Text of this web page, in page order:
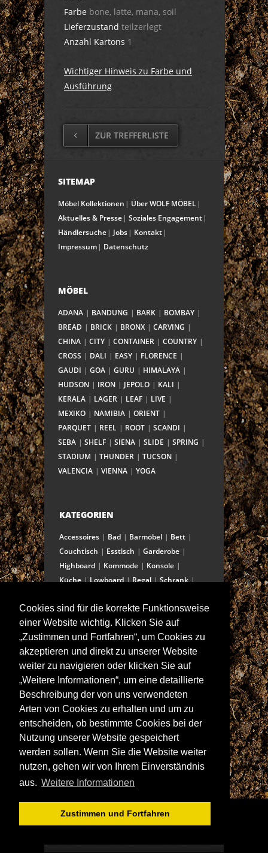
Cookies sind für die korrekte Funktionsweise
einer Website wichtig. Klicken Sie auf
„Zustimmen und Fortfahren“, um Cookies zu
akzeptieren und direkt zu unserer Website
weiter zu navigieren oder klicken Sie auf
„Weitere Informationen“, um eine detaillierte
Beschreibung der von uns verwendeten
Arten von Cookies zu erhalten und um zu
entscheiden, ob bestimmte Cookies bei der
Nutzung unserer Website gespeichert
werden sollen. Wenn Sie die Website weiter
nutzen, gehen wir von Ihrem Einverständnis
aus. Weitere Informationen
Zustimmen und Fortfahren
Farbe bone, latte, mana, soil
Lieferzustand teilzerlegt
Anzahl Kartons 1
Wichtiger Hinweis zu Farbe und
Ausführung
ZUR TREFFERLISTE
SITEMAP
Möbel Kollektionen
Über WOLF MÖBEL
Aktuelles & Presse
Soziales Engagement
Händlersuche
Jobs
Kontakt
Impressum
Datenschutz
MÖBEL
ADANA BANDUNG BARK
BOMBAY
BREAD
BRICK BRONX
CARVING
CHINA
CITY CONTAINER
COUNTRY
CROSS
DALI EASY
FLORENCE
GAUDI
GOA GURU
HIMALAYA
HUDSON
IRON JEPOLO
KALI
KERALA
LAGER LEAF
LIVE
MEXIKO
NAMIBIA
ORIENT
PARQUET
REEL ROOT
SCANDI
SEBA
SHELF SIENA SLIDE
SPRING
STADIUM
THUNDER
TUCSON
VALENCIA
VIENNA YOGA
KATEGORIEN
Accessoires Bad Barmöbel
Bett
Couchtisch
Esstisch
Garderobe
Highboard
Kommode
Konsole
Küche
Lowboard Regal
Schrank
Stuhl/Bank
Truhe
Vitrine
Wohnwand
ANSCHRIFT
Spitalstraße 15
D-97421 Schweinfurt
Tel +49-9721 60555-60
Fax +49-9721 60555-99
E-Mail: info@wolf-moebel.de